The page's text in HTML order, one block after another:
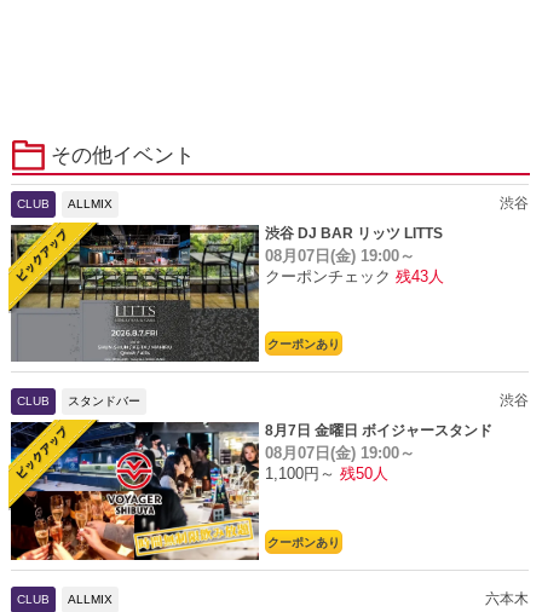
その他イベント
CLUB ALLMIX
渋谷
渋谷 DJ BAR リッツ LITTS
08月07日(金) 19:00～
クーポンチェック 残43人
クーポンあり
CLUB スタンドバー
渋谷
8月7日 金曜日 ボイジャースタンド
08月07日(金) 19:00～
1,100円～ 残50人
クーポンあり
CLUB ALLMIX
六本木